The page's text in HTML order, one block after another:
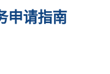
申请指南